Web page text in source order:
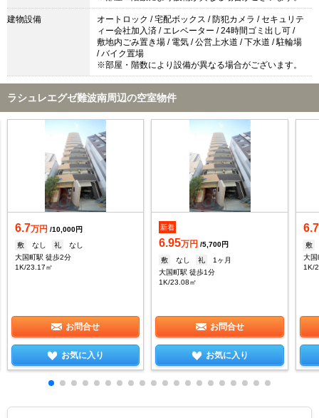
建物設備
オートロック / 宅配ボックス / 防犯カメラ / セキュリテ
ィー会社加入済 / エレベーター / 24時間ゴミ出し可 /
敷地内ごみ置き場 / 電気 / 公営上水道 / 下水道 / 駐輪場
/ バイク置場
※部屋・階数により設備が異なる場合がございます。
ラシュレエグゼ難波南周辺の空室物件
6.7万円 /10,000円
敷
なし 礼
なし
大国町駅 徒歩2分
1K/23.17㎡
お問合せ
お気に入り
新着
6.95万円 /5,700円
敷
なし 礼
1ヶ月
大国町駅 徒歩1分
1K/23.08㎡
お問合せ
お気に入り
6.7
敷
大国
1K/